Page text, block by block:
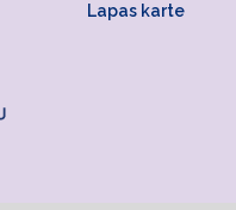
Lapas karte